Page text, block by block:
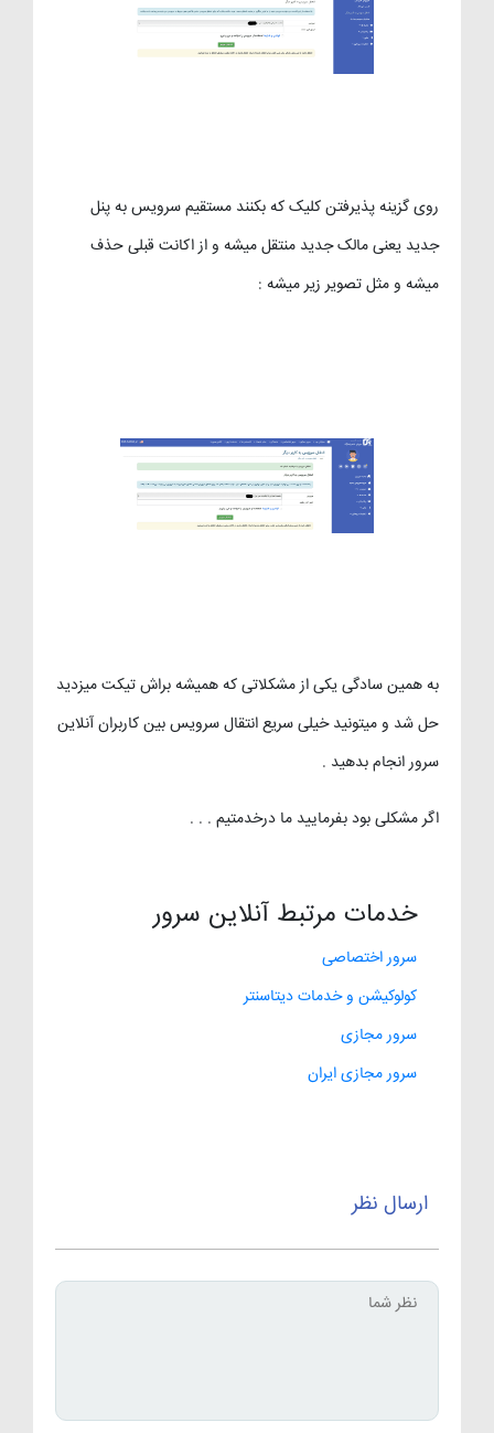
روی گزینه پذیرفتن کلیک که بکنند مستقیم سرویس به پنل
جدید یعنی مالک جدید منتقل میشه و از اکانت قبلی حذف
میشه و مثل تصویر زیر میشه :
به همین سادگی یکی از مشکلاتی که همیشه براش تیکت میزدید
حل شد و میتونید خیلی سریع انتقال سرویس بین کاربران آنلاین
سرور انجام بدهید .
اگر مشکلی بود بفرمایید ما درخدمتیم . . .
خدمات مرتبط آنلاین سرور
سرور اختصاصی
کولوکیشن و خدمات دیتاسنتر
سرور مجازی
سرور مجازی ایران
ارسال نظر